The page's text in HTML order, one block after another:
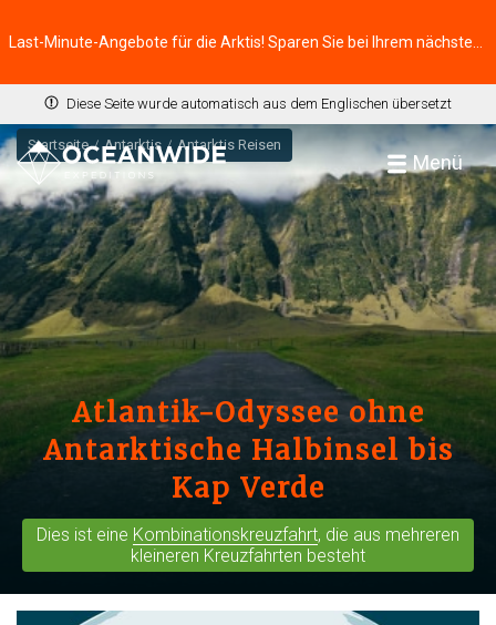
Diese Seite wurde automatisch aus dem Englischen übersetzt
Menü
Startseite Antarktis Antarktis Reisen
Atlantik-Odyssee ohne
Antarktische Halbinsel bis
Kap Verde
Dies ist eine Kombinationskreuzfahrt, die aus mehreren
kleineren Kreuzfahrten besteht